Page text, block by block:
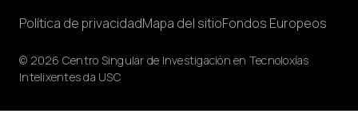
© 2026 Centro Singular de Investigación en Tecnoloxías
Intelixentes da USC
Política de privacidadMapa del sitioFondos Europeos